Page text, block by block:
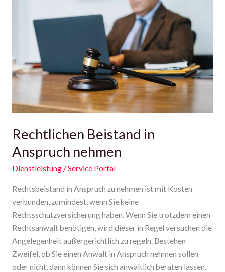
Rechtlichen Beistand in
Anspruch nehmen
Dienstleistung/Service Portal
Rechtsbeistand in Anspruch zu nehmen ist mit Kosten
verbunden, zumindest, wenn Sie keine
Rechtsschutzversicherung haben. Wenn Sie trotzdem einen
Rechtsanwalt benötigen, wird dieser in Regel versuchen die
Angelegenheit außergerichtlich zu regeln. Bestehen
Zweifel, ob Sie einen Anwalt in Anspruch nehmen sollen
oder nicht, dann können Sie sich anwaltlich beraten lassen.
Anspruch
nehmen